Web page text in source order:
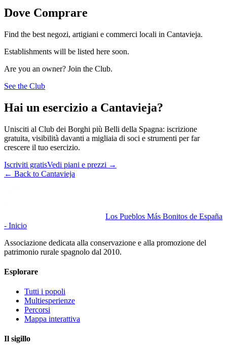
Dove Comprare
Find the best negozi, artigiani e commerci locali in Cantavieja.
Establishments will be listed here soon.
Are you an owner? Join the Club.
See the Club
Hai un esercizio a Cantavieja?
Unisciti al Club dei Borghi più Belli della Spagna: iscrizione
gratuita, visibilità davanti a migliaia di soci e strumenti per far
crescere il tuo esercizio.
Iscriviti gratisVedi piani e prezzi →
← Back to Cantavieja
Los Pueblos Más Bonitos de España
- Inicio
Associazione dedicata alla conservazione e alla promozione del
patrimonio rurale spagnolo dal 2010.
Esplorare
Tutti i popoli
Multiesperienze
Percorsi
Mappa interattiva
Il sigillo